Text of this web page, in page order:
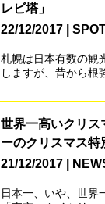
レビ塔」
22/12/2017
札幌は日本有数の観
しますが、昔から
世界一高いクリス
ーのクリスマス特
21/12/2017
日本一、いや、世界